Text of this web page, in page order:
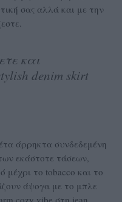
σας αλλά και με την
και
denim skirt
άρρηκτα συνδεδεμένη
εκάστοτε τάσεων,
μέχρι το tobacco και το
άψογα με το μπλε